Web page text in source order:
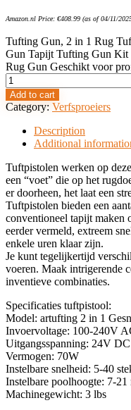
Amazon.nl Price: €408.99 (as of 04/11/
Tufting Gun, 2 in 1 Rug
Gun Tapijt Tufting Gun Kit
Rug Gun Geschikt voor
Add to cart
Category: Verfsproeiers
Description
Additional
Tuftpistolen werken op
een “voet” die op het
er doorheen, het laat een
Tuftpistolen bieden een
conventioneel tapijt maken
eerder vermeld, extreem
enkele uren klaar zijn.
Je kunt tegelijkertijd
voeren. Maak intrigerende
inventieve combinaties.
Specificaties tuftpistool:
Model: artufting 2 in 1
Invoervoltage: 100-240V
Uitgangsspanning: 24V DC
Vermogen: 70W
Instelbare snelheid: 5-40
Instelbare poolhoogte: 7-21
Machinegewicht: 3 lbs